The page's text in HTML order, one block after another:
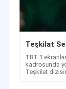
Teşkilat
TRT 1
kadrosunda
Teşkilat